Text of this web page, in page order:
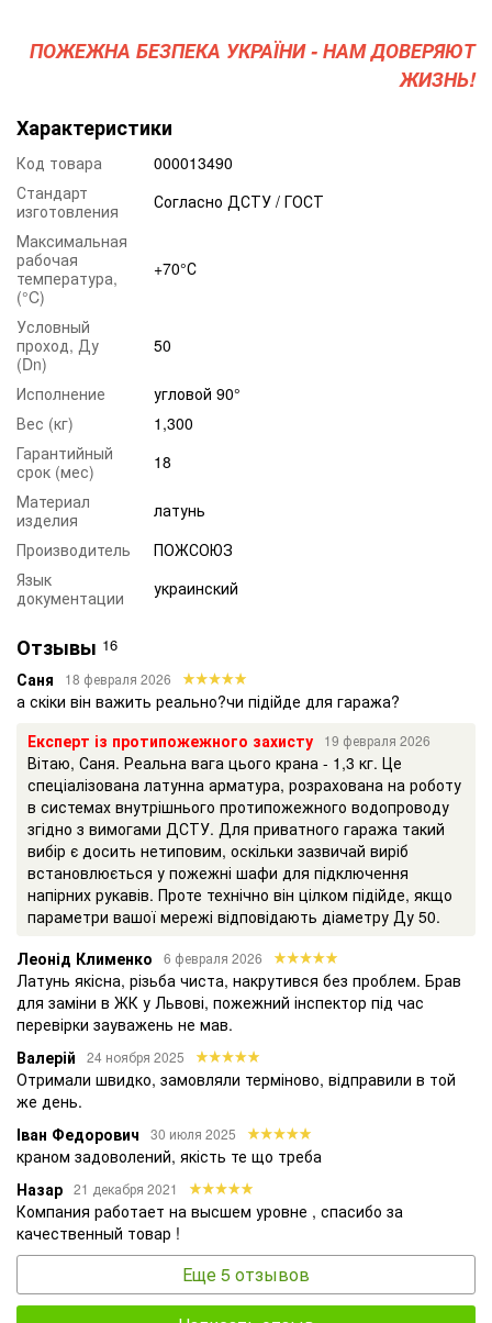
ПОЖЕЖНА БЕЗПЕКА УКРАЇНИ - НАМ ДОВЕРЯЮТ
ЖИЗНЬ!
Характеристики
Код товара
000013490
Стандарт
изготовления
Согласно ДСТУ / ГОСТ
Максимальная
рабочая
температура,
(°C)
+70°С
Условный
проход, Ду
(Dn)
50
Исполнение
угловой 90°
Вес (кг)
1,300
Гарантийный
срок (мес)
18
Материал
изделия
латунь
Производитель
ПОЖСОЮЗ
Язык
документации
украинский
Отзывы 16
Саня 18 февраля 2026
а скіки він важить реально?чи підійде для гаража?
Експерт із протипожежного захисту
19 февраля 2026
Вітаю, Саня. Реальна вага цього крана - 1,3 кг. Це
спеціалізована латунна арматура, розрахована на роботу
в системах внутрішнього протипожежного водопроводу
згідно з вимогами ДСТУ. Для приватного гаража такий
вибір є досить нетиповим, оскільки зазвичай виріб
встановлюється у пожежні шафи для підключення
напірних рукавів. Проте технічно він цілком підійде, якщо
параметри вашої мережі відповідають діаметру Ду 50.
Леонід Клименко
6 февраля 2026
Латунь якісна, різьба чиста, накрутився без проблем. Брав
для заміни в ЖК у Львові, пожежний інспектор під час
перевірки зауважень не мав.
Валерій
24 ноября 2025
Отримали швидко, замовляли терміново, відправили в той
же день.
Іван Федорович
30 июля 2025
краном задоволений, якість те що треба
Назар 21 декабря 2021
Компания работает на высшем уровне , спасибо за
качественный товар !
Еще 5 отзывов